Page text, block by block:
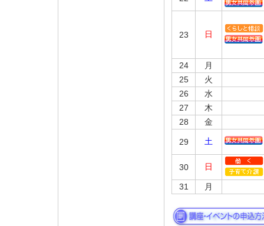
23 日
24
月
25
火
26
水
27
木
28
金
29 土
30 日
31 月